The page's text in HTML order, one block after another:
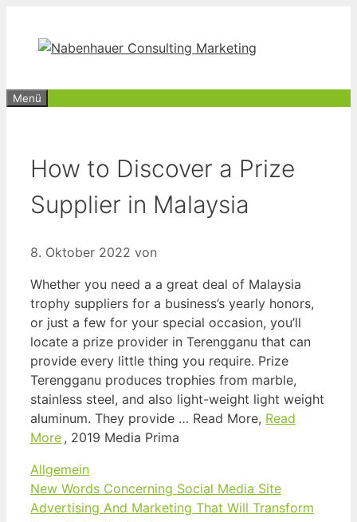
springen
Menü
How to Discover a Prize
Supplier in Malaysia
8. Oktober 2022 von
Whether you need a a great deal of Malaysia
trophy suppliers for a business’s yearly honors,
or just a few for your special occasion, you’ll
locate a prize provider in Terengganu that can
provide every little thing you require. Prize
Terengganu produces trophies from marble,
stainless steel, and also light-weight light weight
aluminum. They provide … Read More, Read
More , 2019 Media Prima
Kategorien
Allgemein
New Words Concerning Social Media Site
Advertising And Marketing That Will Transform